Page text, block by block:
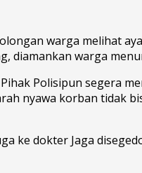
warga melihat
diamankan warga
Polisipun segera
nyawa korban tidak
ke dokter Jaga